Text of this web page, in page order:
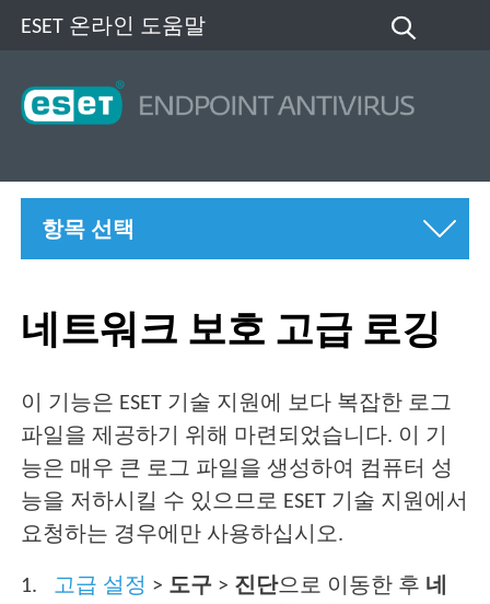
ESET 온라인 도움말
항목 선택
네트워크 보호 고급 로깅
이 기능은 ESET 기술 지원에 보다 복잡한 로그
파일을 제공하기 위해 마련되었습니다. 이 기
능은 매우 큰 로그 파일을 생성하여 컴퓨터 성
능을 저하시킬 수 있으므로 ESET 기술 지원에서
요청하는 경우에만 사용하십시오.
고급 설정 > 도구 > 진단으로 이동한 후 네